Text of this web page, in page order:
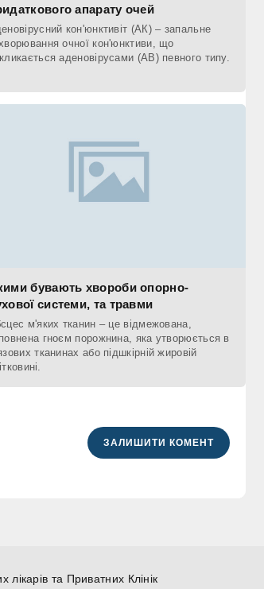
апарату очей
кон'юнктивіт (АК) – запальне
очної кон'юнктиви, що
аденовірусами (АВ) певного типу.
бувають хвороби опорно-
системи, та травми
м'яких тканин – це відмежована,
гноєм порожнина, яка утворюється в
тканинах або підшкірній жировій
ЗАЛИШИТИ КОМЕНТ
та Приватних Клінік